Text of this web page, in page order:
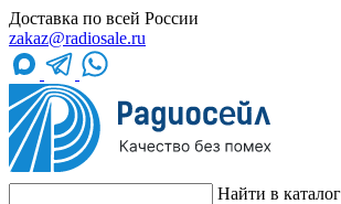
Доставка по всей России
zakaz@radiosale.ru
Найти в